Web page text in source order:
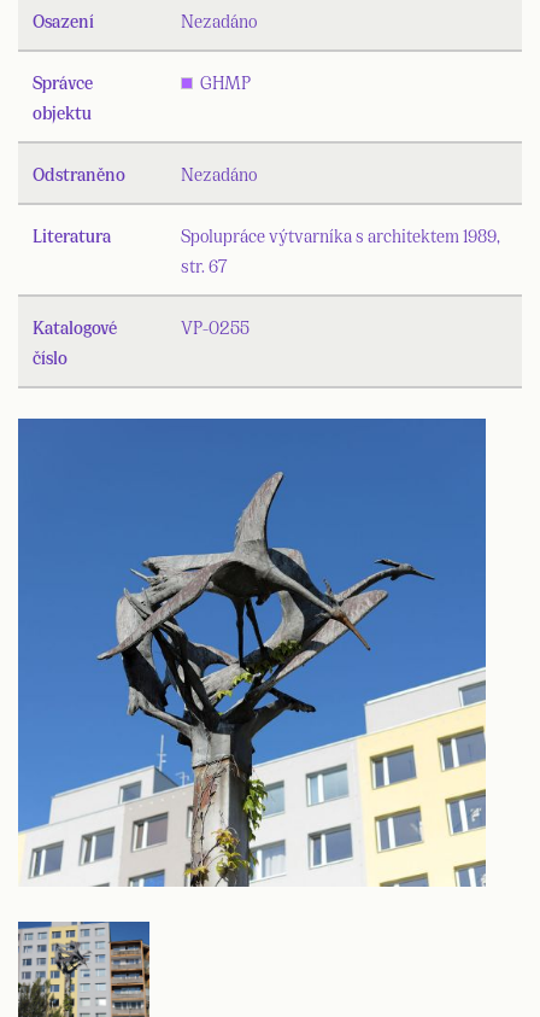
Osazení Nezadáno
Správce
objektu
GHMP
Odstraněno Nezadáno
Literatura
Spolupráce výtvarníka s architektem 1989,
str. 67
Katalogové
číslo
VP-0255